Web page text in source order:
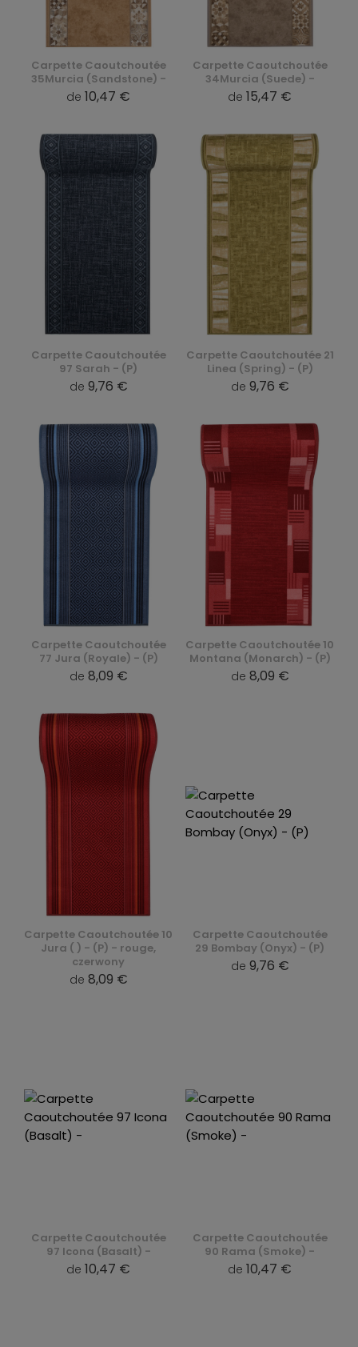
Carpette Caoutchoutée
35Murcia (Sandstone) -
de 10,47 €
Carpette Caoutchoutée
34Murcia (Suede) -
de 15,47 €
Carpette Caoutchoutée
97 Sarah - (P)
de 9,76 €
Carpette Caoutchoutée 21
Linea (Spring) - (P)
de 9,76 €
Carpette Caoutchoutée
77 Jura (Royale) - (P)
de 8,09 €
Carpette Caoutchoutée 10
Montana (Monarch) - (P)
de 8,09 €
Carpette Caoutchoutée 10
Jura ( ) - (P) - rouge,
czerwony
de 8,09 €
Carpette Caoutchoutée
29 Bombay (Onyx) - (P)
de 9,76 €
Carpette Caoutchoutée
97 Icona (Basalt) -
de 10,47 €
Carpette Caoutchoutée
90 Rama (Smoke) -
de 10,47 €